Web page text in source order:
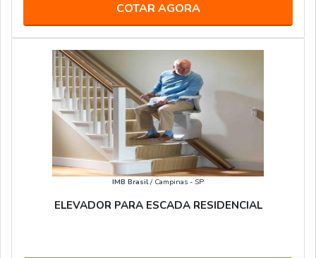
COTAR AGORA
IMB Brasil/ Campinas - SP
ELEVADOR PARA ESCADA RESIDENCIAL